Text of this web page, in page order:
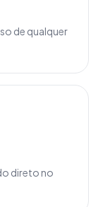
de qualquer
direto no